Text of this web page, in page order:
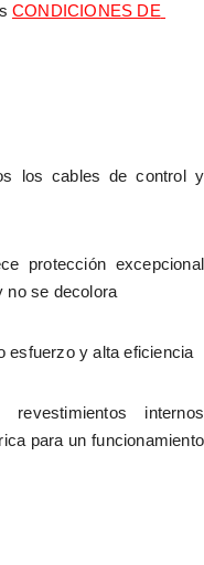
CONDICIONES DE
los cables de control y
protección excepcional
no se decolora
esfuerzo y alta eficiencia
internos
para un funcionamiento